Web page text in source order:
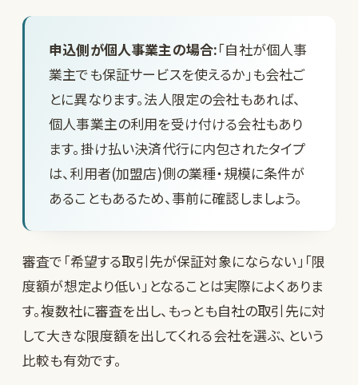
申込側が個人事業主の場合:「自社が個人事
業主でも保証サービスを使えるか」も会社ご
とに異なります。法人限定の会社もあれば、
個人事業主の利用を受け付ける会社もあり
ます。掛け払い決済代行に内包されたタイプ
は、利用者(加盟店)側の業種・規模に条件が
あることもあるため、事前に確認しましょう。
審査で「希望する取引先が保証対象にならない」「限
度額が想定より低い」となることは実際によくありま
す。複数社に審査を出し、もっとも自社の取引先に対
して大きな限度額を出してくれる会社を選ぶ、という
比較も有効です。